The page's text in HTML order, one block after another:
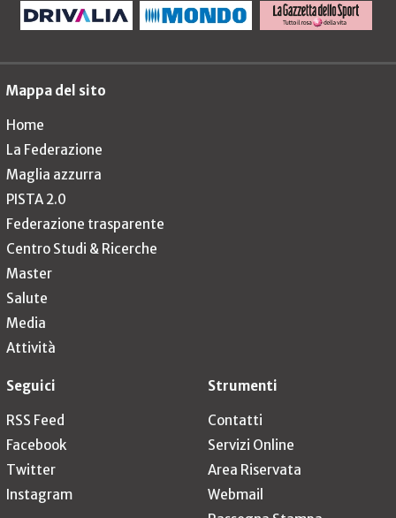
Mappa del sito
Home
La Federazione
Maglia azzurra
PISTA 2.0
Federazione trasparente
Centro Studi & Ricerche
Master
Salute
Media
Attività
Seguici
RSS Feed
Facebook
Twitter
Instagram
Strumenti
Contatti
Servizi Online
Area Riservata
Webmail